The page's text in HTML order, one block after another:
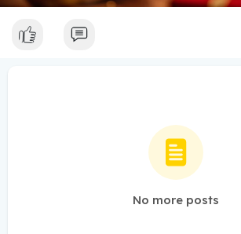
No more posts